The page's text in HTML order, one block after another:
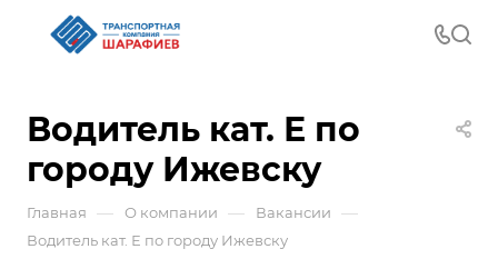
Водитель кат. Е по
городу Ижевску
Главная — О компании — Вакансии —
Водитель кат. Е по городу Ижевску